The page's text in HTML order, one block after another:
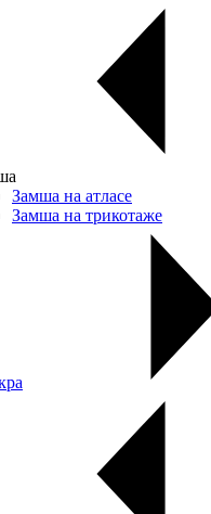
Замша на атласе
Замша на трикотаже